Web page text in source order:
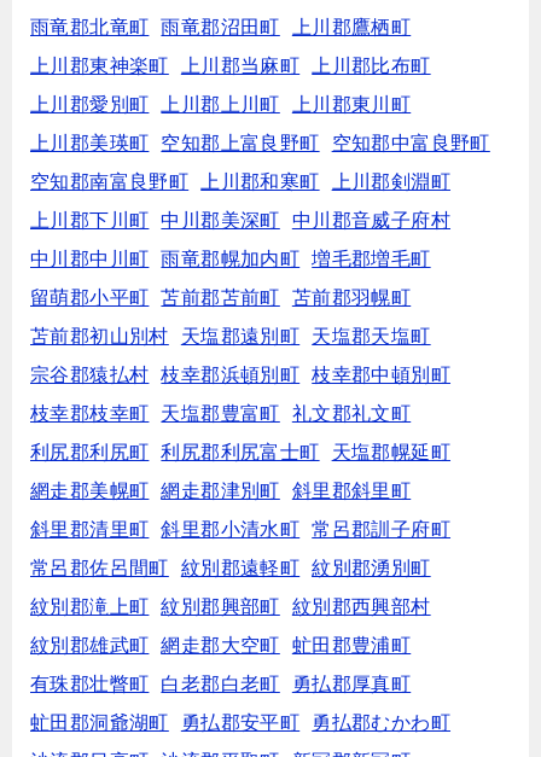
雨竜郡北竜町
雨竜郡沼田町
上川郡鷹栖町
上川郡東神楽町
上川郡当麻町
上川郡比布町
上川郡愛別町
上川郡上川町
上川郡東川町
上川郡美瑛町
空知郡上富良野町
空知郡中富良野町
空知郡南富良野町
上川郡和寒町
上川郡剣淵町
上川郡下川町
中川郡美深町
中川郡音威子府村
中川郡中川町
雨竜郡幌加内町
増毛郡増毛町
留萌郡小平町
苫前郡苫前町
苫前郡羽幌町
苫前郡初山別村
天塩郡遠別町
天塩郡天塩町
宗谷郡猿払村
枝幸郡浜頓別町
枝幸郡中頓別町
枝幸郡枝幸町
天塩郡豊富町
礼文郡礼文町
利尻郡利尻町
利尻郡利尻富士町
天塩郡幌延町
網走郡美幌町
網走郡津別町
斜里郡斜里町
斜里郡清里町
斜里郡小清水町
常呂郡訓子府町
常呂郡佐呂間町
紋別郡遠軽町
紋別郡湧別町
紋別郡滝上町
紋別郡興部町
紋別郡西興部村
紋別郡雄武町
網走郡大空町
虻田郡豊浦町
有珠郡壮瞥町
白老郡白老町
勇払郡厚真町
虻田郡洞爺湖町
勇払郡安平町
勇払郡むかわ町